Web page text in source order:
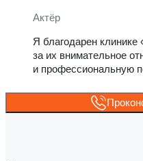
Актёр
Я благодарен
за их внимательное
и профессиональную